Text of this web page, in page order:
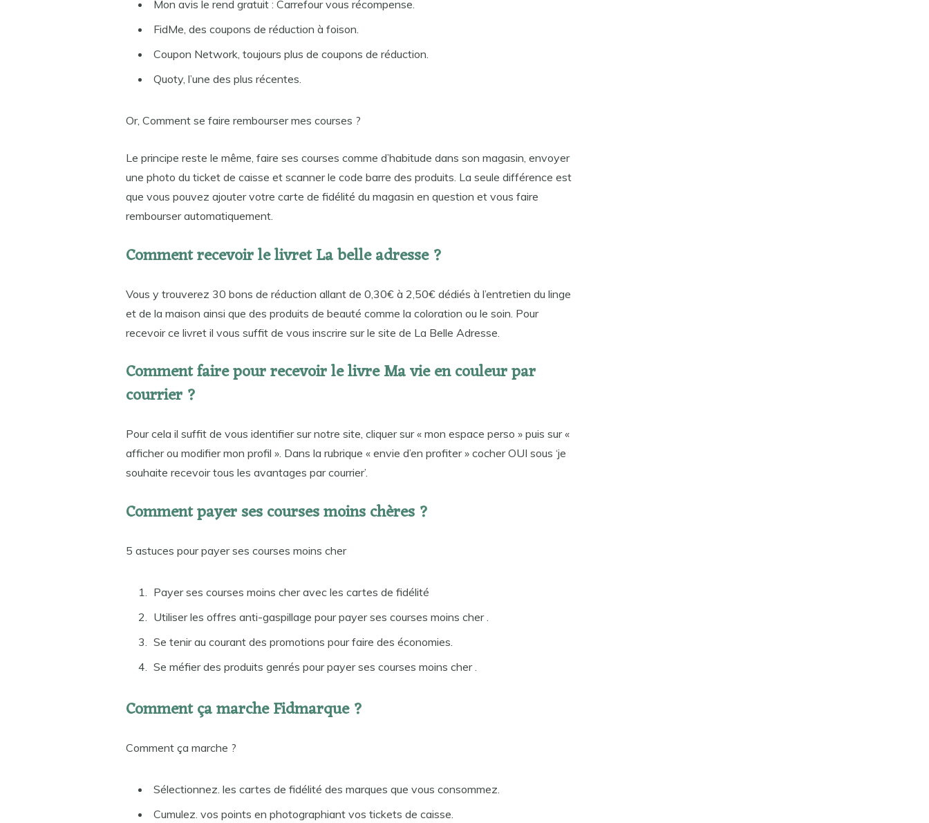
Mon avis le rend gratuit : Carrefour vous récompense.
FidMe, des coupons de réduction à foison.
Coupon Network, toujours plus de coupons de réduction.
Quoty, l’une des plus récentes.
Or, Comment se faire rembourser mes courses ?
Le principe reste le même, faire ses courses comme d’habitude dans son magasin, envoyer
une photo du ticket de caisse et scanner le code barre des produits. La seule différence est
que vous pouvez ajouter votre carte de fidélité du magasin en question et vous faire
rembourser automatiquement.
Comment recevoir le livret La belle adresse ?
Vous y trouverez 30 bons de réduction allant de 0,30€ à 2,50€ dédiés à l’entretien du linge
et de la maison ainsi que des produits de beauté comme la coloration ou le soin. Pour
recevoir ce livret il vous suffit de vous inscrire sur le site de La Belle Adresse.
Comment faire pour recevoir le livre Ma vie en couleur par
courrier ?
Pour cela il suffit de vous identifier sur notre site, cliquer sur « mon espace perso » puis sur «
afficher ou modifier mon profil ». Dans la rubrique « envie d’en profiter » cocher OUI sous ‘je
souhaite recevoir tous les avantages par courrier’.
Comment payer ses courses moins chères ?
5 astuces pour payer ses courses moins cher
Payer ses courses moins cher avec les cartes de fidélité
Utiliser les offres anti-gaspillage pour payer ses courses moins cher .
Se tenir au courant des promotions pour faire des économies.
Se méfier des produits genrés pour payer ses courses moins cher .
Comment ça marche Fidmarque ?
Comment ça marche ?
Sélectionnez. les cartes de fidélité des marques que vous consommez.
Cumulez. vos points en photographiant vos tickets de caisse.